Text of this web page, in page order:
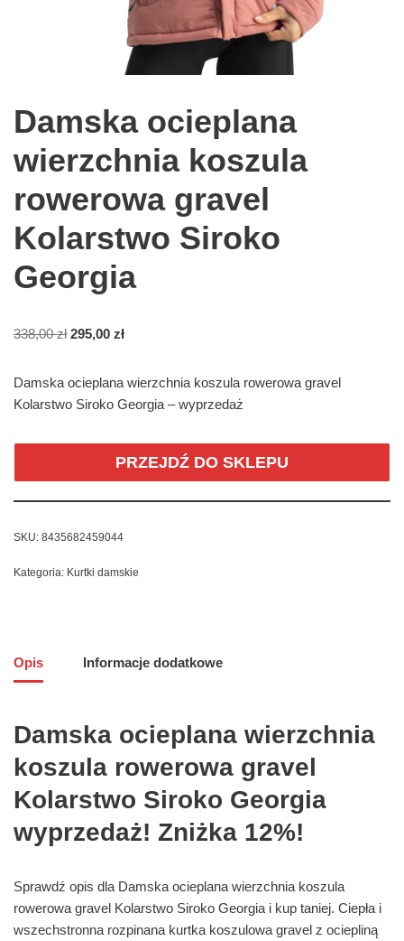
Damska ocieplana
wierzchnia koszula
rowerowa gravel
Kolarstwo Siroko
Georgia
338,00zł 295,00 zł
Damska ocieplana wierzchnia koszula rowerowa gravel
Kolarstwo Siroko Georgia – wyprzedaż
PRZEJDŹ DO SKLEPU
SKU: 8435682459044
Kategoria: Kurtki damskie
Opis Informacje dodatkowe
Damska ocieplana wierzchnia
koszula rowerowa gravel
Kolarstwo Siroko Georgia
wyprzedaż! Zniżka 12%!
Sprawdź opis dla Damska ocieplana wierzchnia koszula
rowerowa gravel Kolarstwo Siroko Georgia i kup taniej. Ciepła i
wszechstronna rozpinana kurtka koszulowa gravel z ociepliną